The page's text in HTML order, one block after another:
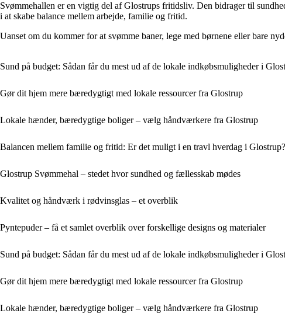
Svømmehallen er en vigtig del af Glostrups fritidsliv. Den bidrager til
i at skabe balance mellem arbejde, familie og fritid.
Uanset om du kommer for at svømme baner, lege med børnene eller bare
Sund på budget: Sådan får du mest ud af de lokale indkøbsmuligheder i
Gør dit hjem mere bæredygtigt med lokale ressourcer fra Glostrup
Lokale hænder, bæredygtige boliger – vælg håndværkere fra Glostrup
Balancen mellem familie og fritid: Er det muligt i en travl hverdag i Glostrup?
Glostrup Svømmehal – stedet hvor sundhed og fællesskab mødes
Kvalitet og håndværk i rødvinsglas – et overblik
Pyntepuder – få et samlet overblik over forskellige designs og materialer
Sund på budget: Sådan får du mest ud af de lokale indkøbsmuligheder i
Gør dit hjem mere bæredygtigt med lokale ressourcer fra Glostrup
Lokale hænder, bæredygtige boliger – vælg håndværkere fra Glostrup